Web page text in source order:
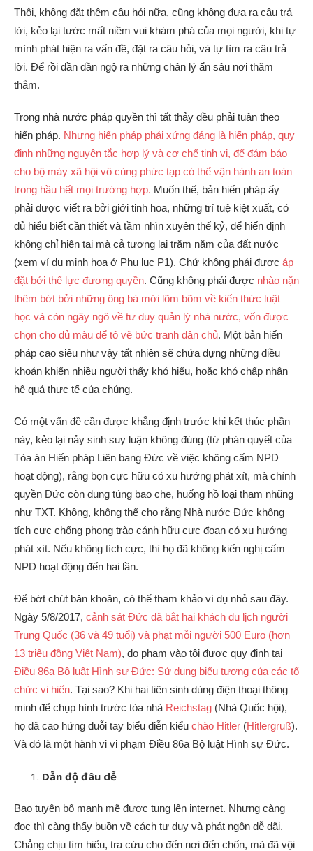
Thôi, không đặt thêm câu hỏi nữa, cũng không đưa ra câu trả
lời, kẻo lại tước mất niềm vui khám phá của mọi người, khi tự
mình phát hiện ra vấn đề, đặt ra câu hỏi, và tự tìm ra câu trả
lời. Để rồi dần dần ngộ ra những chân lý ẩn sâu nơi thăm
thẳm.
Trong nhà nước pháp quyền thì tất thảy đều phải tuân theo
hiến pháp. Nhưng hiến pháp phải xứng đáng là hiến pháp, quy
định những nguyên tắc hợp lý và cơ chế tinh vi, để đảm bảo
cho bộ máy xã hội vô cùng phức tạp có thể vận hành an toàn
trong hầu hết mọi trường hợp. Muốn thế, bản hiến pháp ấy
phải được viết ra bởi giới tinh hoa, những trí tuệ kiệt xuất, có
đủ hiểu biết cần thiết và tầm nhìn xuyên thế kỷ, để hiến định
không chỉ hiện tại mà cả tương lai trăm năm của đất nước
(xem ví dụ minh họa ở Phụ lục P1). Chứ không phải được áp
đặt bởi thế lực đương quyền. Cũng không phải được nhào nặn
thêm bớt bởi những ông bà mới lõm bõm về kiến thức luật
học và còn ngây ngô về tư duy quản lý nhà nước, vốn được
chọn cho đủ màu để tô vẽ bức tranh dân chủ. Một bản hiến
pháp cao siêu như vậy tất nhiên sẽ chứa đựng những điều
khoản khiến nhiều người thấy khó hiểu, hoặc khó chấp nhận
hệ quả thực tế của chúng.
Có một vấn đề cần được khẳng định trước khi kết thúc phần
này, kẻo lại nảy sinh suy luận không đúng (từ phán quyết của
Tòa án Hiến pháp Liên bang Đức về việc không cấm NPD
hoạt động), rằng bọn cực hữu có xu hướng phát xít, mà chính
quyền Đức còn dung túng bao che, huống hồ loại tham nhũng
như TXT. Không, không thể cho rằng Nhà nước Đức không
tích cực chống phong trào cánh hữu cực đoan có xu hướng
phát xít. Nếu không tích cực, thì họ đã không kiến nghị cấm
NPD hoạt động đến hai lần.
Để bớt chút băn khoăn, có thể tham khảo ví dụ nhỏ sau đây.
Ngày 5/8/2017, cảnh sát Đức đã bắt hai khách du lịch người
Trung Quốc (36 và 49 tuổi) và phạt mỗi người 500 Euro (hơn
13 triệu đồng Việt Nam), do phạm vào tội được quy định tại
Điều 86a Bộ luật Hình sự Đức: Sử dụng biểu tượng của các tổ
chức vi hiến. Tại sao? Khi hai tiên sinh dùng điện thoại thông
minh để chụp hình trước tòa nhà Reichstag (Nhà Quốc hội),
họ đã cao hứng duỗi tay biểu diễn kiểu chào Hitler (Hitlergruß).
Và đó là một hành vi vi phạm Điều 86a Bộ luật Hình sự Đức.
Dẫn độ đâu dễ
Bao tuyên bố mạnh mẽ được tung lên internet. Nhưng càng
đọc thì càng thấy buồn về cách tư duy và phát ngôn dễ dãi.
Chẳng chịu tìm hiểu, tra cứu cho đến nơi đến chốn, mà đã vội